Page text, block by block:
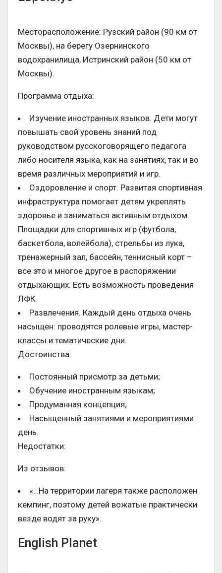
Месторасположение: Рузский район (90 км от
Москвы), на берегу Озернинского
водохранилища, Истринский район (50 км от
Москвы).
Программа отдыха:
Изучение иностранных языков. Дети могут
повышать свой уровень знаний под
руководством русскоговорящего педагога
либо носителя языка, как на занятиях, так и во
время различных мероприятий и игр.
Оздоровление и спорт. Развитая спортивная
инфраструктура помогает детям укреплять
здоровье и заниматься активным отдыхом.
Площадки для спортивных игр (футбола,
баскетбола, волейбола), стрельбы из лука,
тренажерный зал, бассейн, теннисный корт –
все это и многое другое в распоряжении
отдыхающих. Есть возможность проведения
ЛФК.
Развлечения. Каждый день отдыха очень
насыщен: проводятся ролевые игры, мастер-
классы и тематические дни.
Достоинства:
Постоянный присмотр за детьми;
Обучение иностранным языкам;
Продуманная концепция;
Насыщенный занятиями и мероприятиями
день.
Недостатки:
Из отзывов:
«…На территории лагеря также расположен
кемпинг, поэтому детей вожатые практически
везде водят за руку».
English Planet